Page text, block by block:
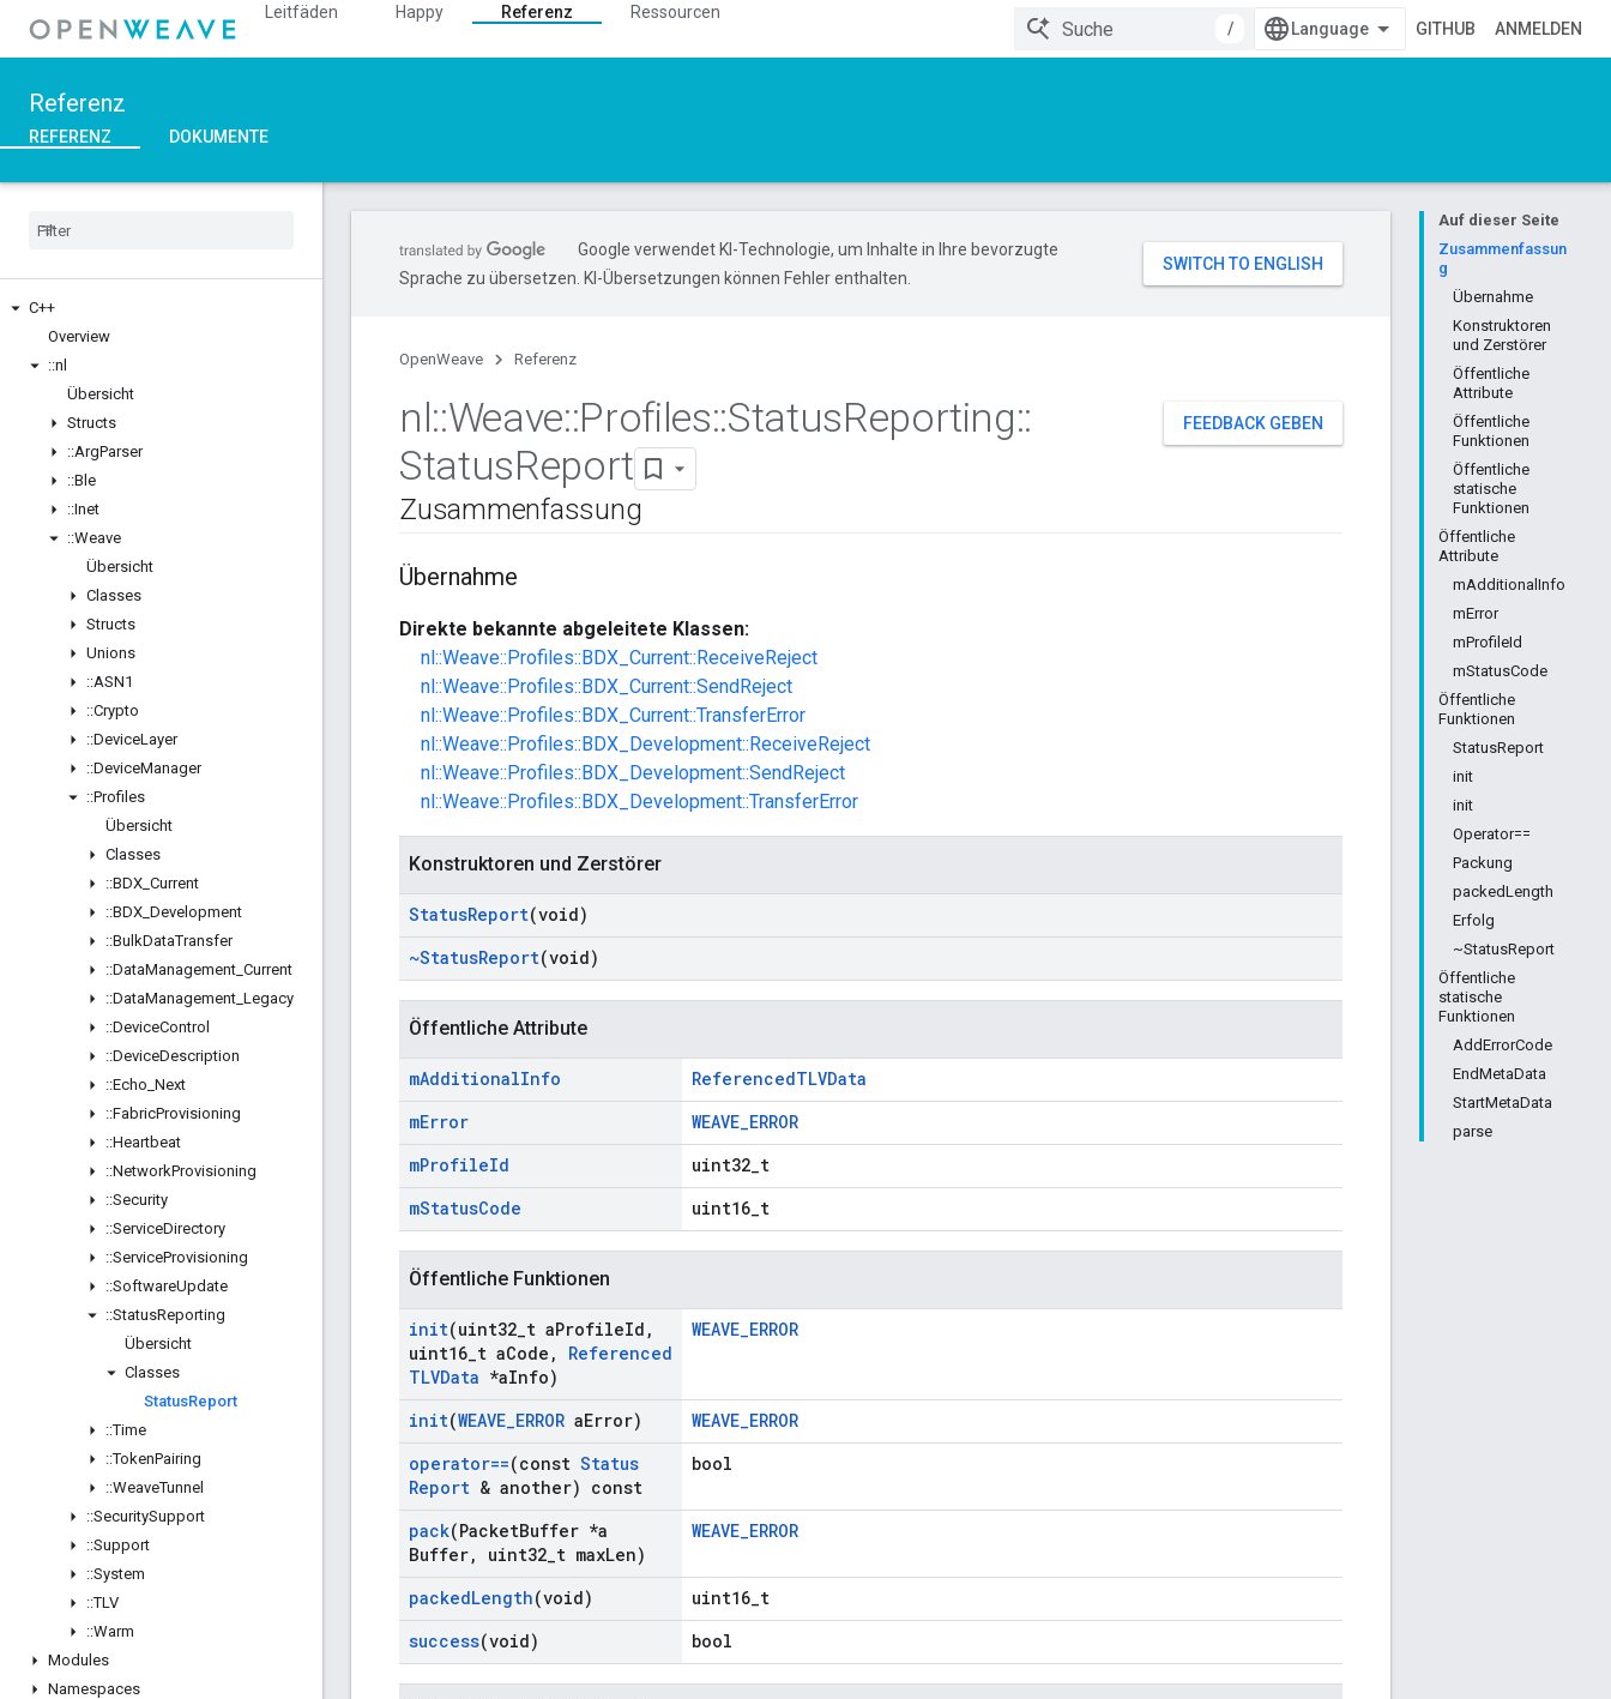
Leitfäden Happy Referenz
Ressourcen
/
GITHUB ANMELDEN
Referenz
REFERENZ DOKUMENTE
C++
Overview
::nl
Übersicht
Structs
::ArgParser
::Ble
::Inet
::Weave
Übersicht
Classes
Structs
Unions
::ASN1
::Crypto
::DeviceLayer
::DeviceManager
::Profiles
Übersicht
Classes
::BDX Current
::BDX Development
::BulkDataTransfer
::DataManagement Current
::DataManagement Legacy
::DeviceControl
::DeviceDescription
::Echo Next
::FabricProvisioning
::Heartbeat
::NetworkProvisioning
::Security
::ServiceDirectory
::ServiceProvisioning
::SoftwareUpdate
::StatusReporting
Übersicht
Classes
StatusReport
::Time
::TokenPairing
::WeaveTunnel
::SecuritySupport
::Support
::System
::TLV
::Warm
Modules
Namespaces
Auf dieser Seite
Zusammenfassun
g
Übernahme
Konstruktoren
und Zerstörer
Öffentliche
Attribute
Öffentliche
Funktionen
Öffentliche
statische
Funktionen
Öffentliche
Attribute
mAdditionalInfo
mError
mProfileId
mStatusCode
Öffentliche
Funktionen
StatusReport
init
init
Operator==
Packung
packedLength
Erfolg
~StatusReport
Öffentliche
statische
Funktionen
AddErrorCode
EndMetaData
StartMetaData
parse
Google verwendet KI-Technologie, um Inhalte in Ihre bevorzugte
Sprache zu übersetzen. KI-Übersetzungen können Fehler enthalten.
OpenWeave Referenz
FEEDBACK GEBEN
nl::Weave::Profiles::StatusReporting::
StatusReport
Zusammenfassung
Übernahme
Direkte bekannte abgeleitete Klassen:
nl::Weave::Profiles::BDX_Current::ReceiveReject
nl::Weave::Profiles::BDX_Current::SendReject
nl::Weave::Profiles::BDX_Current::TransferError
nl::Weave::Profiles::BDX_Development::ReceiveReject
nl::Weave::Profiles::BDX_Development::SendReject
nl::Weave::Profiles::BDX_Development::TransferError
Konstruktoren und Zerstörer
StatusReport(void)
~StatusReport(void)
Öffentliche Attribute
mAdditionalInfo
ReferencedTLVData
mError
WEAVE_ERROR
mProfileId
uint32_t
mStatusCode uint16_t
Öffentliche Funktionen
init(uint32 t aProfileId ,
uint16 t aCode ,
Referenced
TLVData *aInfo)
WEAVE_ERROR
init(WEAVE_ERROR aError)
WEAVE_ERROR
operator==(const Status
Report & another) const
bool
pack(PacketBuffer *a
Buffer, uint32 t maxLen)
WEAVE_ERROR
packedLength(void)
uint16_t
success(void) bool